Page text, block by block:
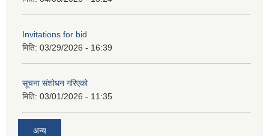
Invitations for bid
मिति: 03/29/2026 - 16:39
सूचना संशोधन गरिएको
मिति: 03/01/2026 - 11:35
अन्य